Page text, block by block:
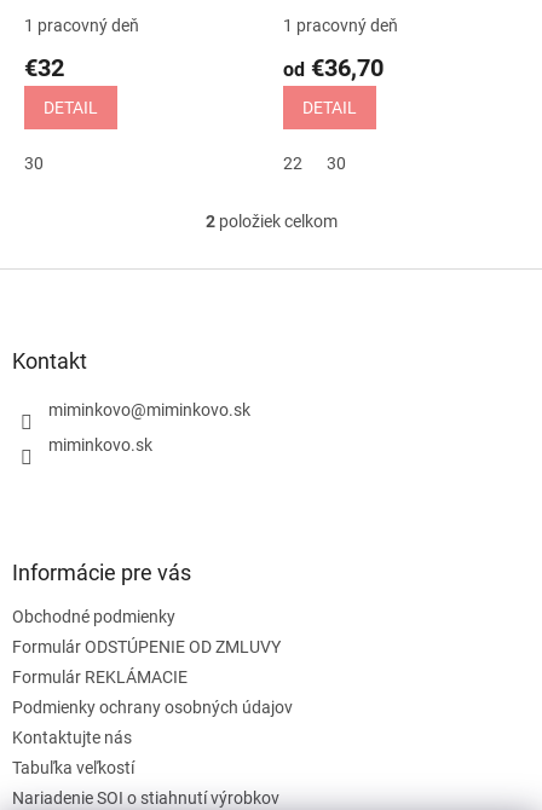
Protetika
1 pracovný deň
€32
DETAIL
30
1 pracovný deň
od €36,70
DETAIL
22 30
O
l
s
2položiek celkom
Kontakt
miminkovo@miminkovo.sk
miminkovo.sk
Informácie pre vás
Obchodné podmienky
Formulár ODSTÚPENIE OD ZMLUVY
Formulár REKLÁMACIE
Podmienky ochrany osobných údajov
Kontaktujte nás
Tabuľka veľkostí
Nariadenie SOI o stiahnutí výrobkov